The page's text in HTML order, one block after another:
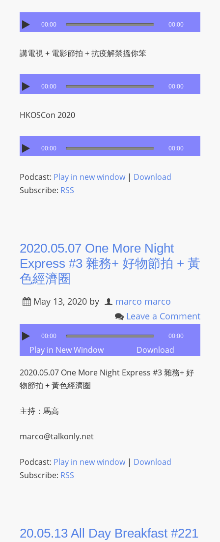
00:00 00:00
講電視 + 電影節拍 + 抗疫解禁搵你笨
00:00 00:00
HKOSCon 2020
00:00 00:00
Podcast: Play in new window| Download
Subscribe: RSS
2020.05.07 One More Night
Express #3 雜務+ 好物節拍 + 黃
色經濟圈
May 13, 2020 by
marco marco
Leave a Comment
00:00 00:00
Play in New Window Download
2020.05.07 One More Night Express #3 雜務+ 好
物節拍 + 黃色經濟圈
主持：馬高
marco@talkonly.net
Podcast: Play in new window| Download
Subscribe: RSS
20.05.13 All Day Breakfast #221